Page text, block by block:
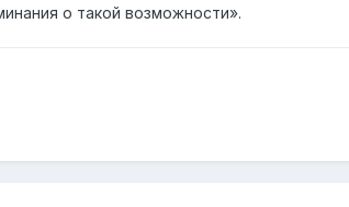
о такой возможности».